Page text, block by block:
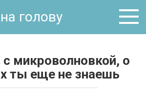
голову
микроволновкой, о
ты еще не знаешь